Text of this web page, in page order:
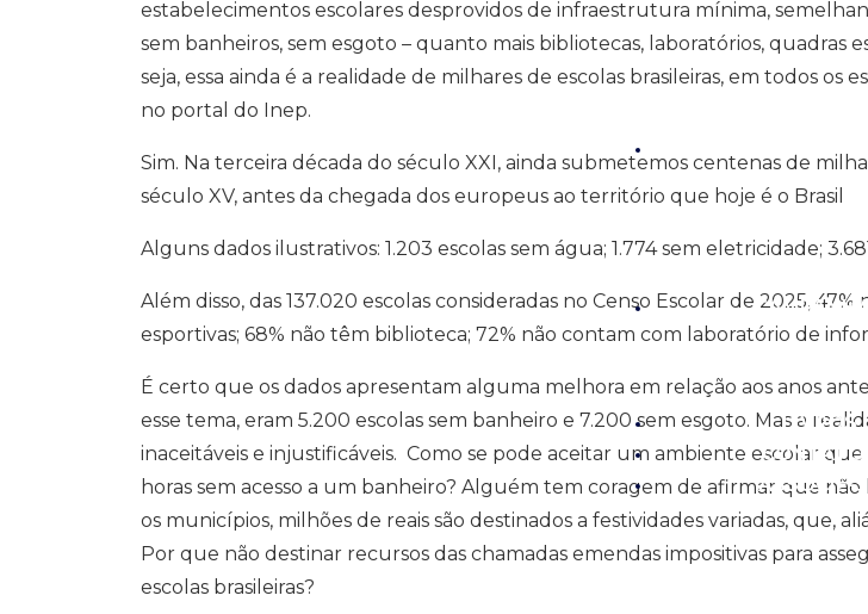
ARTIGOS E
LIVROS
ASSOCIE-
p
p
o
k
a
m
I
n
n
k
estabelecimentos escolares desprovidos de infraestrutura mínima,
sem banheiros, sem esgoto – quanto mais bibliotecas, laboratórios,
seja, essa ainda é a realidade de milhares de escolas brasileiras, em todos
no portal do Inep.
Sim. Na terceira década do século XXI, ainda submetemos centenas de
século XV, antes da chegada dos europeus ao território que hoje é o Brasil
Alguns dados ilustrativos: 1.203 escolas sem água; 1.774 sem eletricidade;
Além disso, das 137.020 escolas consideradas no Censo Escolar de 2025,
esportivas; 68% não têm biblioteca; 72% não contam com laboratório de
É certo que os dados apresentam alguma melhora em relação aos anos
esse tema, eram 5.200 escolas sem banheiro e 7.200 sem esgoto. Mas a
inaceitáveis e injustificáveis. Como se pode aceitar um ambiente escolar
horas sem acesso a um banheiro? Alguém tem coragem de afirmar que
os municípios, milhões de reais são destinados a festividades variadas, que,
Por que não destinar recursos das chamadas emendas impositivas para
escolas brasileiras?